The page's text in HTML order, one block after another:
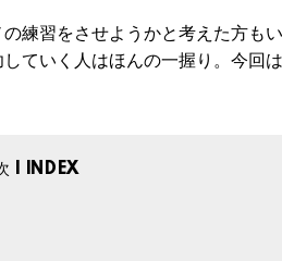
練習をさせようかと考えた方も
ていく人はほんの一握り。今回